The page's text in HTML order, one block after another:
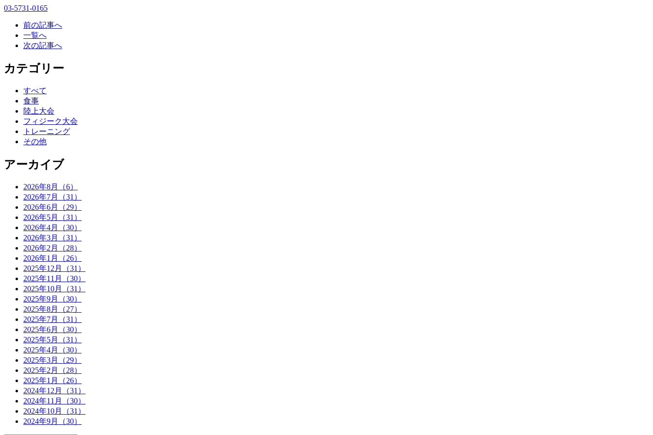
03-5731-0165
前の記事へ
一覧へ
次の記事へ
カテゴリー
すべて
食事
陸上大会
フィジーク大会
トレーニング
その他
アーカイブ
2026年8月（6）
2026年7月（31）
2026年6月（29）
2026年5月（31）
2026年4月（30）
2026年3月（31）
2026年2月（28）
2026年1月（26）
2025年12月（31）
2025年11月（30）
2025年10月（31）
2025年9月（30）
2025年8月（27）
2025年7月（31）
2025年6月（30）
2025年5月（31）
2025年4月（30）
2025年3月（29）
2025年2月（28）
2025年1月（26）
2024年12月（31）
2024年11月（30）
2024年10月（31）
2024年9月（30）